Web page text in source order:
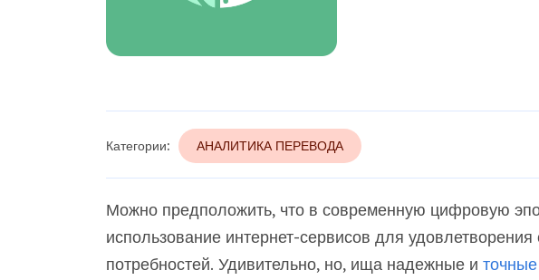
Категории: АНАЛИТИКА ПЕРЕВОДА
Можно предположить, что в современную цифровую
использование интернет-сервисов для
потребностей. Удивительно, но, ища надежные и